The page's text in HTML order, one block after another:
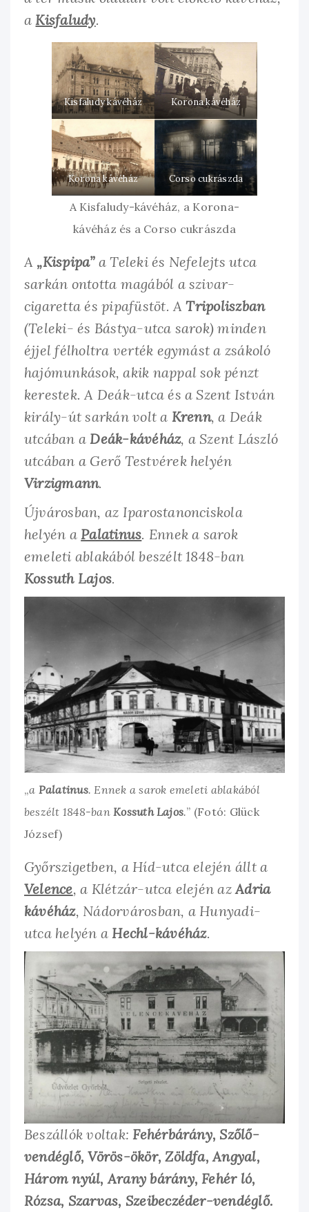
a Kisfaludy.
Kisfaludy kávéház Korona kávéház
Korona kávéház Corso cukrászda
A Kisfaludy-kávéház, a Korona-
kávéház és a Corso cukrászda
A „Kispipa”a Teleki és Nefelejts utca
sarkán ontotta magából a szivar-
cigaretta és pipafüstöt. ATripoliszban
(Teleki- és Bástya-utca sarok) minden
éjjel félholtra verték egymást a zsákoló
hajómunkások, akik nappal sok pénzt
kerestek. A Deák-utca és a Szent István
király-út sarkán volt a Krenn, a Deák
utcában aDeák-kávéház, a Szent László
utcában a Gerő Testvérek helyén
Virzigmann.
Újvárosban, az Iparostanonciskola
helyén aPalatinus. Ennek a sarok
emeleti ablakából beszélt 1848-ban
Kossuth Lajos.
„a Palatinus. Ennek a sarok emeleti ablakából
beszélt 1848-banKossuth Lajos.” (Fotó: Glück
József)
Győrszigetben, a Híd-utca elején állt a
Velence, a Klétzár-utca elején azAdria
kávéház, Nádorvárosban, a Hunyadi-
utca helyén aHechl-kávéház.
Beszállók voltak:Fehérbárány, Szőlő-
vendéglő, Vörös-ökör, Zöldfa, Angyal,
Három nyúl, Arany bárány, Fehér ló,
Rózsa, Szarvas, Szeibeczéder-vendéglő.